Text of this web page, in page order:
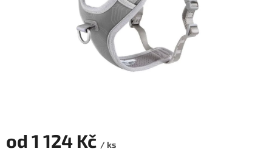
od 1 124 Kč / ks